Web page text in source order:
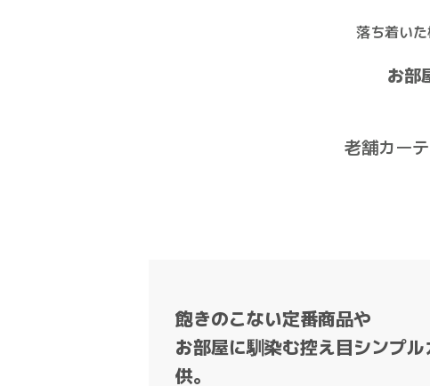
落ち着い
お部
老舗カー
飽きのこない定番商品や
お部屋に馴染む控え目シンプ
供。